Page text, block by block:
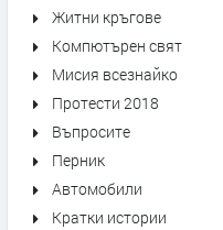
Житни кръгове
Компютърен свят
Мисия всезнайко
Протести 2018
Въпросите
Перник
Автомобили
Кратки истории